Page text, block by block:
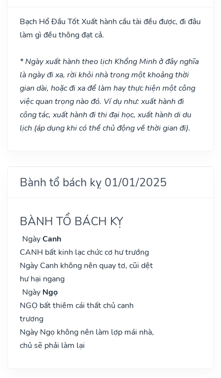
Bạch Hổ Đầu TốtXuất hành cầu tài đều được, đi đâu
làm gì đều thông đạt cả.
* Ngày xuất hành theo lịch Khổng Minh ở đây nghĩa
là ngày đi xa, rời khỏi nhà trong một khoảng thời
gian dài, hoặc đi xa để làm hay thực hiện một công
việc quan trọng nào đó. Ví dụ như: xuất hành đi
công tác, xuất hành đi thi đại học, xuất hành di du
lịch (áp dụng khi có thể chủ động về thời gian đi).
Bành tổ bách kỵ 01/01/2025
BÀNH TỔ BÁCH KỴ
NgàyCanh
CANH bất kinh lạc chức cơ hư trướng
Ngày Canh không nên quay tơ, cũi dệt
hư hại ngang
Ngày Ngọ
NGỌ bất thiêm cái thất chủ canh
trương
Ngày Ngọ không nên làm lợp mái nhà,
chủ sẽ phải làm lại